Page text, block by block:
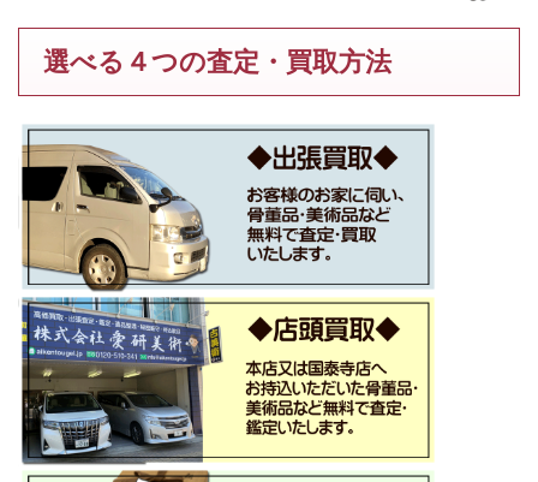
選べる４つの査定・買取方法